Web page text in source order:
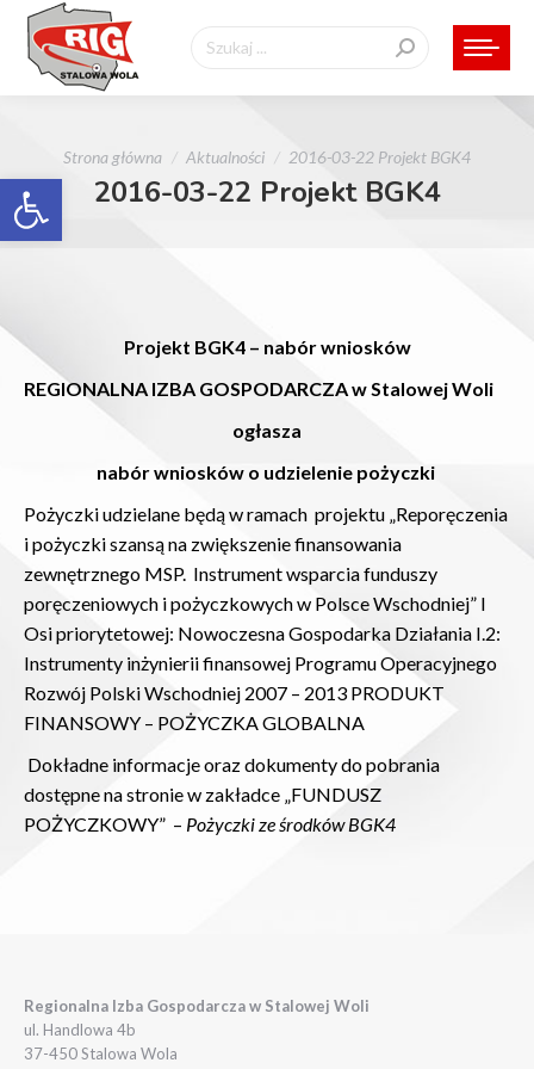
Otwórz pasek narzędzi
Szukaj:
Jesteś tutaj:
Strona główna Aktualności 2016-03-22 Projekt BGK4
2016-03-22 Projekt BGK4
Projekt BGK4 – nabór wniosków
REGIONALNA IZBA GOSPODARCZA w Stalowej Woli
ogłasza
nabór wniosków o udzielenie pożyczki
Pożyczki udzielane będą w ramach projektu „Reporęczenia
i pożyczki szansą na zwiększenie finansowania
zewnętrznego MSP. Instrument wsparcia funduszy
poręczeniowych i pożyczkowych w Polsce Wschodniej” I
Osi priorytetowej: Nowoczesna Gospodarka Działania I.2:
Instrumenty inżynierii finansowej Programu Operacyjnego
Rozwój Polski Wschodniej 2007 – 2013 PRODUKT
FINANSOWY – POŻYCZKA GLOBALNA
Dokładne informacje oraz dokumenty do pobrania
dostępne na stronie w zakładce „FUNDUSZ
POŻYCZKOWY” – Pożyczki ze środków BGK4
Regionalna Izba Gospodarcza w Stalowej Woli
ul. Handlowa 4b
37-450 Stalowa Wola